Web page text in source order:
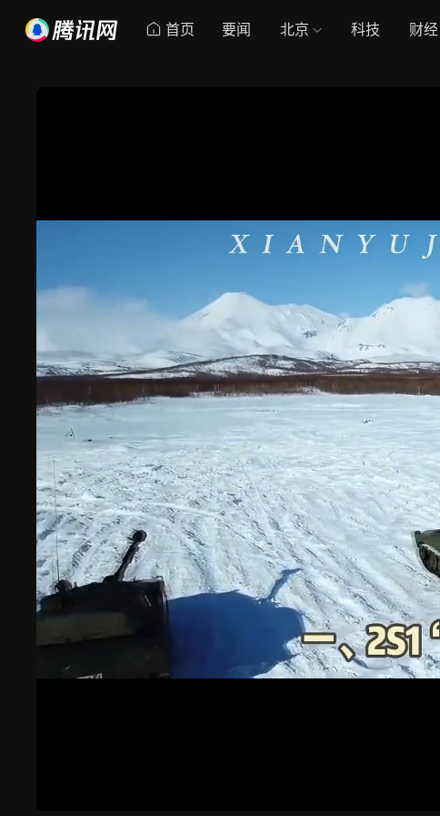
首页 要闻 北京 科技 财经